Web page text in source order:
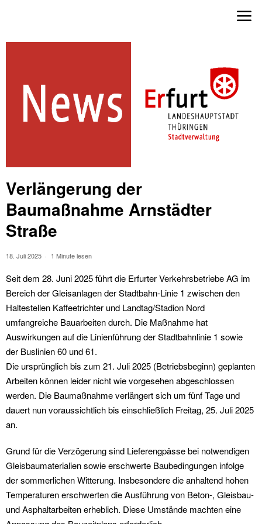
Verlängerung der
Baumaßnahme Arnstädter
Straße
18. Juli 2025 1 Minute lesen
Seit dem 28. Juni 2025 führt die Erfurter Verkehrsbetriebe AG im
Bereich der Gleisanlagen der Stadtbahn-Linie 1 zwischen den
Haltestellen Kaffeetrichter und Landtag/Stadion Nord
umfangreiche Bauarbeiten durch. Die Maßnahme hat
Auswirkungen auf die Linienführung der Stadtbahnlinie 1 sowie
der Buslinien 60 und 61.
Die ursprünglich bis zum 21. Juli 2025 (Betriebsbeginn) geplanten
Arbeiten können leider nicht wie vorgesehen abgeschlossen
werden. Die Baumaßnahme verlängert sich um fünf Tage und
dauert nun voraussichtlich bis einschließlich Freitag, 25. Juli 2025
an.
Grund für die Verzögerung sind Lieferengpässe bei notwendigen
Gleisbaumaterialien sowie erschwerte Baubedingungen infolge
der sommerlichen Witterung. Insbesondere die anhaltend hohen
Temperaturen erschwerten die Ausführung von Beton-, Gleisbau-
und Asphaltarbeiten erheblich. Diese Umstände machten eine